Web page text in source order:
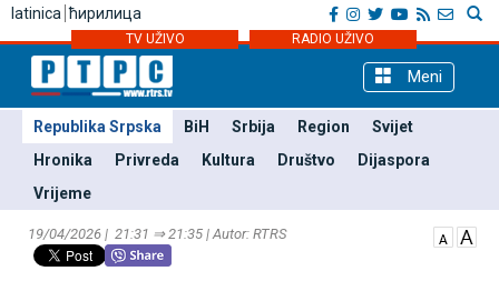
latinica ћирилица
TV UŽIVO RADIO UŽIVO
Meni
Republika Srpska BiH Srbija Region
Svijet
Hronika
Privreda Kultura Društvo
Dijaspora
Vrijeme
19/04/2026 | 21:31 ⇒ 21:35 | Autor: RTRS